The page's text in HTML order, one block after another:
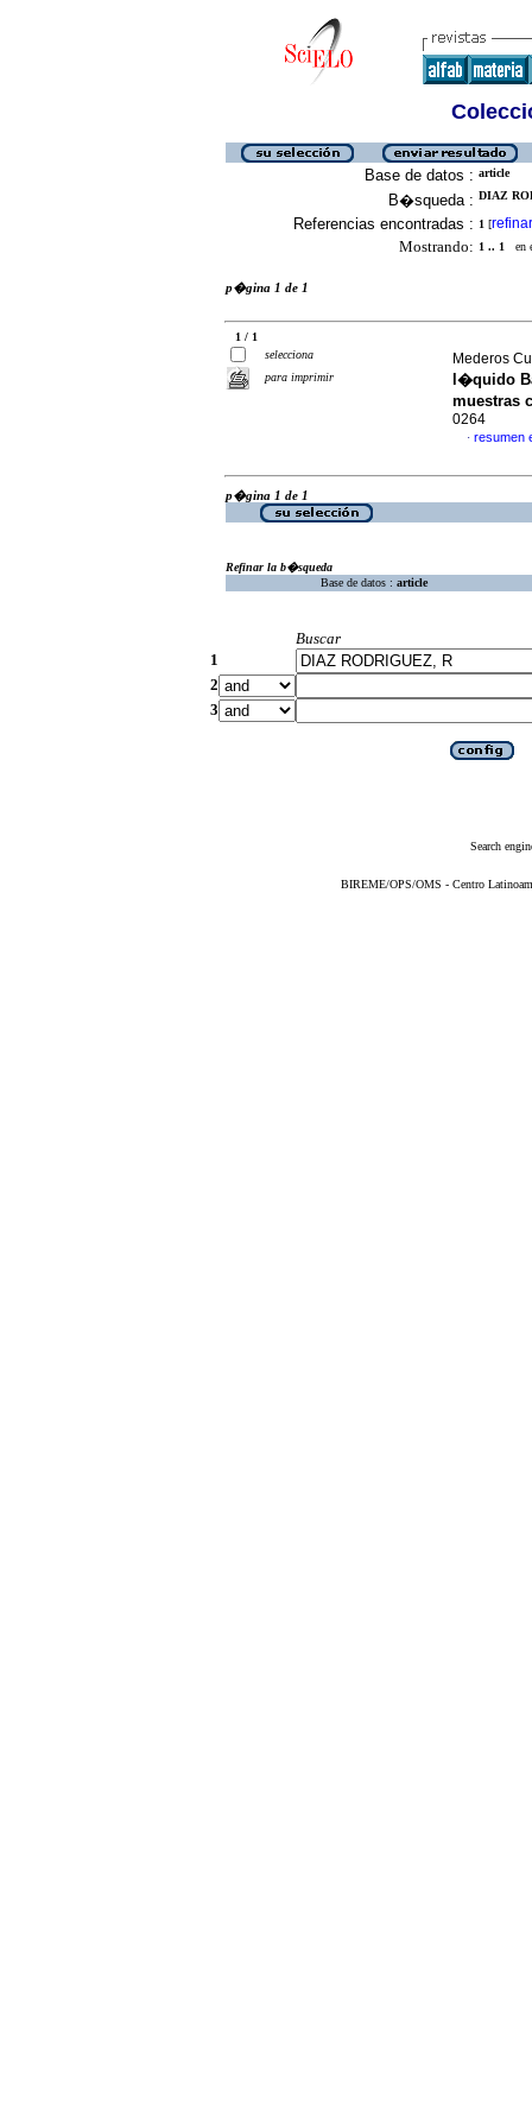
Base de datos : article
B�squeda : DIAZ
Referencias encontradas : 1 [refinar
Mostrando: 1 .. 1 en
p�gina 1 de 1
1 / 1
selecciona
para imprimir
Mederos
l�quido
muestras
0264
· resumen
p�gina 1 de 1
Refinar la b�squeda
Base de datos : article
Buscar
1
2
3
Search
BIREME/OPS/OMS - Centro